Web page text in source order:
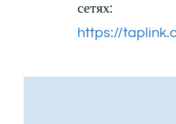
сетях:
https://